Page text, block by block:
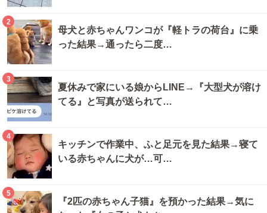
2
母犬と赤ちゃんワンコが『軽トラの荷台』に乗
った結果→通ったら二度…
3
夏休みで家にいる娘からLINE→『大型犬が溶け
てる』と写真が送られて…
4
キッチンで作業中、ふと足元を見た結果→寝て
いる赤ちゃんに犬が…可…
5
『2匹の赤ちゃん子猫』を預かった結果→気に